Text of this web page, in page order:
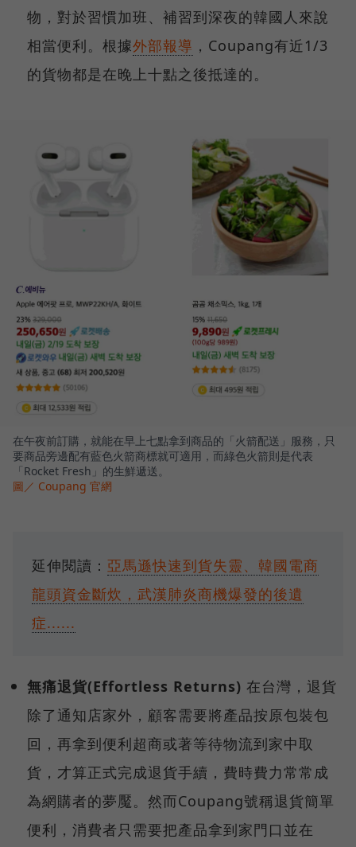
物，對於習慣加班、補習到深夜的韓國人來說
相當便利。根據外部報導 ，Coupang有近1/3
的貨物都是在晚上十點之後抵達的。
在午夜前訂購，就能在早上七點拿到商品的「火箭配送」服務，只
要商品旁邊配有藍色火箭商標就可適用，而綠色火箭則是代表
「Rocket Fresh」的生鮮遞送。
圖／ Coupang 官網
延伸閱讀： 亞馬遜快速到貨失靈、韓國電商
龍頭資金斷炊，武漢肺炎商機爆發的後遺
症......
無痛退貨(Effortless Returns) 在台灣，退貨
除了通知店家外，顧客需要將產品按原包裝包
回，再拿到便利超商或著等待物流到家中取
貨，才算正式完成退貨手續，費時費力常常成
為網購者的夢魘。然而Coupang號稱退貨簡單
便利，消費者只需要把產品拿到家門口並在